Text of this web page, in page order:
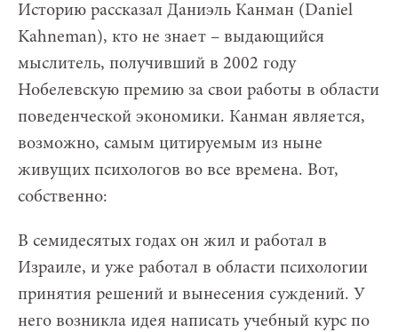
Историю рассказал Даниэль Канман (Daniel
Kahneman), кто не знает – выдающийся
мыслитель, получивший в 2002 году
Нобелевскую премию за свои работы в области
поведенческой экономики. Канман является,
возможно, самым цитируемым из ныне
живущих психологов во все времена. Вот,
собственно:
В семидесятых годах он жил и работал в
Израиле, и уже работал в области психологии
принятия решений и вынесения суждений. У
него возникла идея написать учебный курс по